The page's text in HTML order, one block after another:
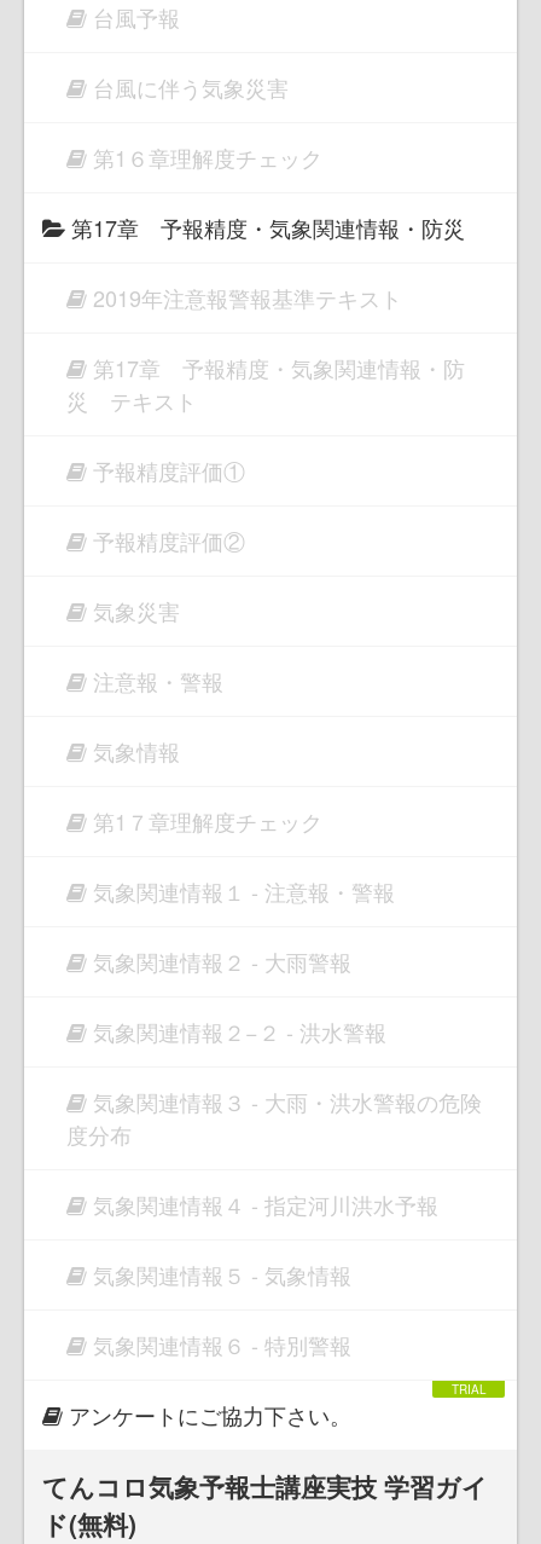
台風予報
台風に伴う気象災害
第1６章理解度チェック
第17章 予報精度・気象関連情報・防災
2019年注意報警報基準テキスト
第17章 予報精度・気象関連情報・防
災 テキスト
予報精度評価①
予報精度評価②
気象災害
注意報・警報
気象情報
第1７章理解度チェック
気象関連情報１ - 注意報・警報
気象関連情報２ - 大雨警報
気象関連情報２−２ - 洪水警報
気象関連情報３ - 大雨・洪水警報の危険
度分布
気象関連情報４ - 指定河川洪水予報
気象関連情報５ - 気象情報
気象関連情報６ - 特別警報
アンケートにご協力下さい。
てんコロ気象予報士講座実技 学習ガイ
ド(無料)